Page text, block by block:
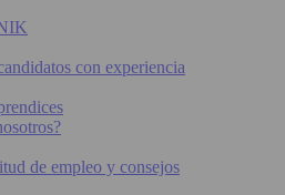
con experiencia
de empleo y consejos